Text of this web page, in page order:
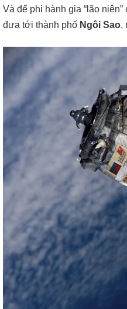
Và để phi hành gia “lão
đưa tới thành phố Ngôi Sao,